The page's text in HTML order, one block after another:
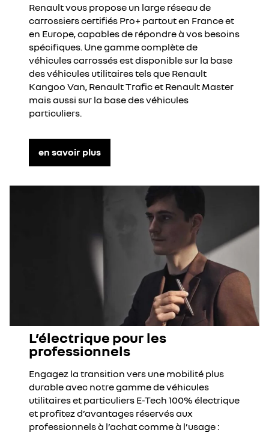
Renault vous propose un large réseau de
carrossiers certifiés Pro+ partout en France et
en Europe, capables de répondre à vos besoins
spécifiques. Une gamme complète de
véhicules carrossés est disponible sur la base
des véhicules utilitaires tels que Renault
Kangoo Van, Renault Trafic et Renault Master
mais aussi sur la base des véhicules
particuliers.
en savoir plus
L’électrique pour les
professionnels
Engagez la transition vers une mobilité plus
durable avec notre gamme de véhicules
utilitaires et particuliers E-Tech 100% électrique
et profitez d’avantages réservés aux
professionnels à l’achat comme à l’usage :